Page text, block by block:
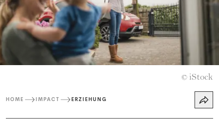
© iStock
HOME IMPACT ERZIEHUNG